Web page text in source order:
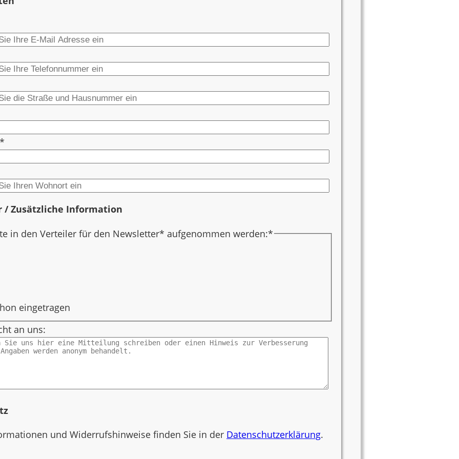
*
/ Zusätzliche Information
in den Verteiler für den Newsletter* aufgenommen werden:*
eingetragen
an uns:
und Widerrufshinweise finden Sie in der Datenschutzerklärung.